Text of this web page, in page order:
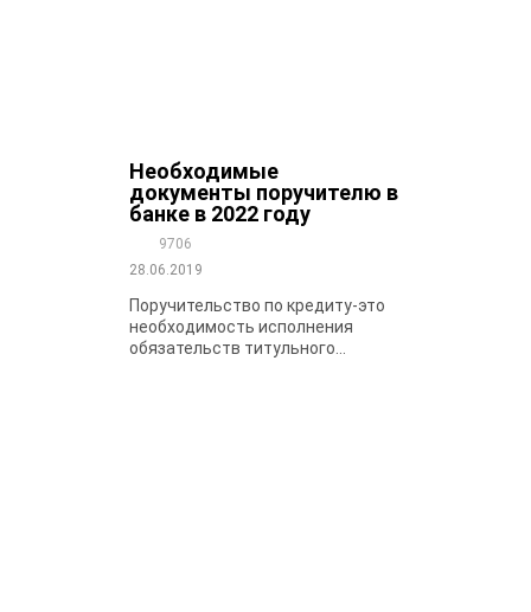
Необходимые
документы поручителю в
банке в 2022 году
9706
28.06.2019
Поручительство по кредиту-это
необходимость исполнения
обязательств титульного...